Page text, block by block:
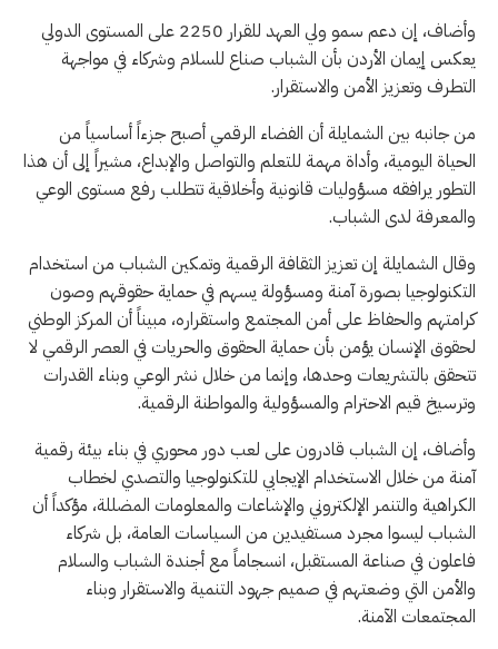
وأضاف، إن دعم سمو ولي العهد للقرار 2250 على المستوى الدولي
يعكس إيمان الأردن بأن الشباب صناع للسلام وشركاء في مواجهة
التطرف وتعزيز الأمن والاستقرار.
من جانبه بين الشمايلة أن الفضاء الرقمي أصبح جزءاً أساسياً من
الحياة اليومية، وأداة مهمة للتعلم والتواصل والإبداع، مشيراً إلى أن هذا
التطور يرافقه مسؤوليات قانونية وأخلاقية تتطلب رفع مستوى الوعي
والمعرفة لدى الشباب.
وقال الشمايلة إن تعزيز الثقافة الرقمية وتمكين الشباب من استخدام
التكنولوجيا بصورة آمنة ومسؤولة يسهم في حماية حقوقهم وصون
كرامتهم والحفاظ على أمن المجتمع واستقراره، مبيناً أن المركز الوطني
لحقوق الإنسان يؤمن بأن حماية الحقوق والحريات في العصر الرقمي لا
تتحقق بالتشريعات وحدها، وإنما من خلال نشر الوعي وبناء القدرات
وترسيخ قيم الاحترام والمسؤولية والمواطنة الرقمية.
وأضاف، إن الشباب قادرون على لعب دور محوري في بناء بيئة رقمية
آمنة من خلال الاستخدام الإيجابي للتكنولوجيا والتصدي لخطاب
الكراهية والتنمر الإلكتروني والإشاعات والمعلومات المضللة، مؤكداً أن
الشباب ليسوا مجرد مستفيدين من السياسات العامة، بل شركاء
فاعلون في صناعة المستقبل، انسجاماً مع أجندة الشباب والسلام
والأمن التي وضعتهم في صميم جهود التنمية والاستقرار وبناء
المجتمعات الآمنة.